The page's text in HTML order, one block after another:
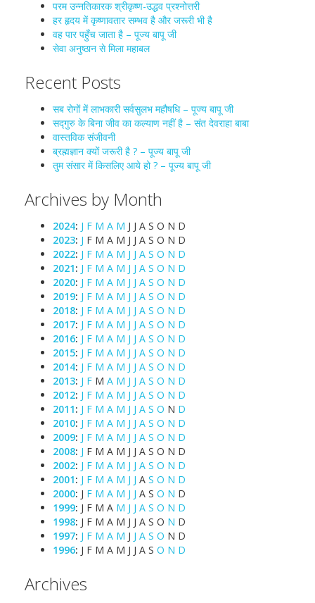
परम उन्नतिकारक श्रीकृष्ण-उद्धव प्रश्नोत्तरी
हर हृदय में कृष्णावतार सम्भव है और जरूरी भी है
वह पार पहुँच जाता है – पूज्य बापू जी
सेवा अनुष्ठान से मिला महाबल
Recent Posts
सब रोगों में लाभकारी सर्वसुलभ महौषधि – पूज्य बापू जी
सद्गुरु के बिना जीव का कल्याण नहीं है – संत देवराहा बाबा
वास्तविक संजीवनी
ब्रह्मज्ञान क्यों जरूरी है ? – पूज्य बापू जी
तुम संसार में किसलिए आये हो ? – पूज्य बापू जी
Archives by Month
2024: J F M A M J J A S O N D
2023: J F M A M J J A S O N D
2022: J F M A M J J A S O N D
2021: J F M A M J J A S O N D
2020: J F M A M J J A S O N D
2019: J F M A M J J A S O N D
2018: J F M A M J J A S O N D
2017: J F M A M J J A S O N D
2016: J F M A M J J A S O N D
2015: J F M A M J J A S O N D
2014: J F M A M J J A S O N D
2013: J F M A M J J A S O N D
2012: J F M A M J J A S O N D
2011: J F M A M J J A S O N D
2010: J F M A M J J A S O N D
2009: J F M A M J J A S O N D
2008: J F M A M J J A S O N D
2002: J F M A M J J A S O N D
2001: J F M A M J J A S O N D
2000: J F M A M J J A S O N D
1999: J F M A M J J A S O N D
1998: J F M A M J J A S O N D
1997: J F M A M J J A S O N D
1996: J F M A M J J A S O N D
Archives